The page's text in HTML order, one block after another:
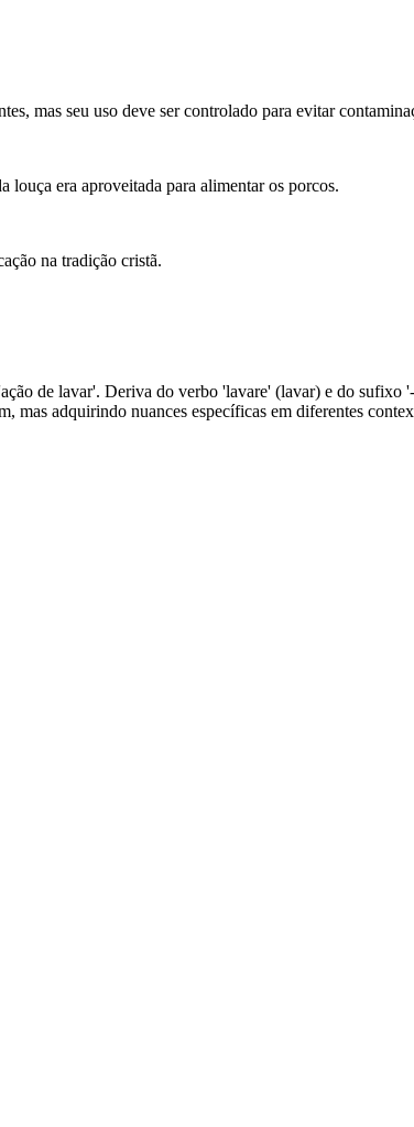
mas seu uso deve ser controlado para evitar
louça era aproveitada para alimentar os porcos.
na tradição cristã.
de lavar'. Deriva do verbo 'lavare' (lavar) e do
mas adquirindo nuances específicas em diferentes